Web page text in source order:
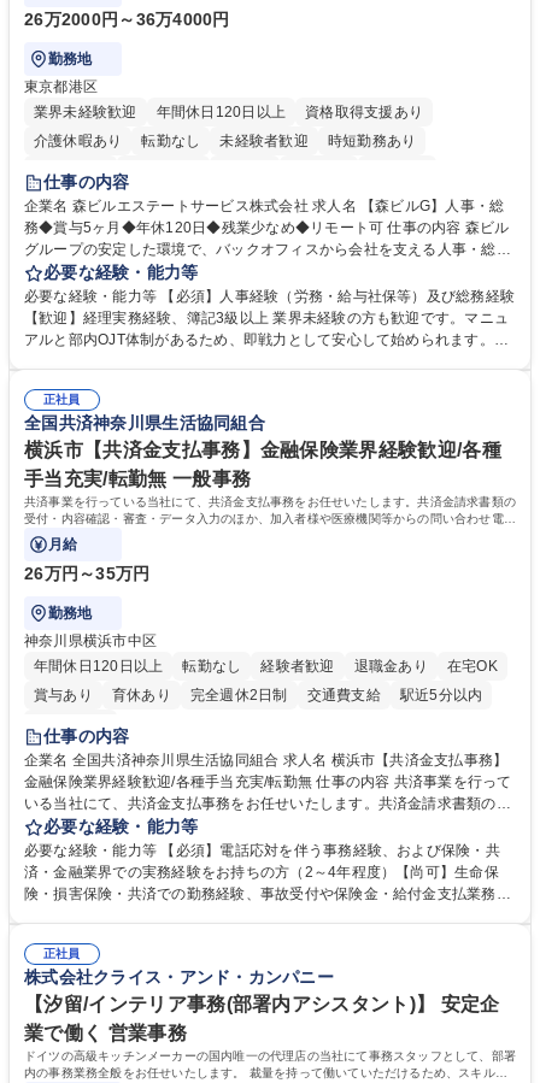
26万2000円～36万4000円
勤務地
東京都港区
業界未経験歓迎
年間休日120日以上
資格取得支援あり
介護休暇あり
転勤なし 未経験者歓迎
時短勤務あり
経験者歓迎
完全週休2日制
交通費支給 長期歓迎 駅近5分以内 土日祝休み
仕事の内容
企業名 森ビルエステートサービス株式会社 求人名 【森ビルG】人事・総
務◆賞与5ヶ月◆年休120日◆残業少なめ◆リモート可 仕事の内容 森ビル
グループの安定した環境で、バックオフィスから会社を支える人事・総務
をお任せします。 労務と総務の業務をバランスよく担当し、ゆくゆくは制
度改定などのコア業務にも挑戦できる、やりがいある環境です。 ■勤怠管
理、給与計算、社会保険手続き、年末調整等の労務管理全般 ■入退社手続
き、社内規定の改定や人事制度改定などのコア業務 ■社内イベントの企画
でも質問・相談できる環境が整っているため、安心して成長できます。 募
集職種 【森ビルG】人事・総務◆賞与5ヶ月◆年休120日◆残業少なめ◆
リモート可
必要な経験・能力等
必要な経験・能力等 【必須】人事経験（労務・給与社保等）及び総務経験
【歓迎】経理実務経験、簿記3級以上 業界未経験の方も歓迎です。マニュ
アルと部内OJT体制があるため、即戦力として安心して始められます。
務に挑戦できるため、自身の成長と組織への貢献度をダイレクトに実感で
きます。 残業少なめ、週1日リモート可など、ワークライフバランスを保
ち長期活躍できる環境です。 「これまでの幅広い経験を活かし、長期的な
キャリアを築きたい」という前向きな意欲と挑戦を全力で応援します。 学
歴・資格 学歴：大学院 大学 高専 短大 専修学校 高校 語学力： 資格：日商
簿記検定1級 日商簿記検定2級 日商簿記検定3級
正社員
全国共済神奈川県生活協同組合
横浜市【共済金支払事務】金融保険業界経験歓迎/各種
手当充実/転勤無 一般事務
共済事業を行っている当社にて、共済金支払事務をお任せいたします。共済金請求書類の
受付・内容確認・審査・データ入力のほか、加入者様や医療機関等からの問い合わせ電話
対応や書類発送等を担当します。
月給
26万円～35万円
勤務地
神奈川県横浜市中区
年間休日120日以上
転勤なし 経験者歓迎 退職金あり
在宅OK
賞与あり
育休あり 完全週休2日制 交通費支給
駅近5分以内
土日祝休み
仕事の内容
企業名 全国共済神奈川県生活協同組合 求人名 横浜市【共済金支払事務】
金融保険業界経験歓迎/各種手当充実/転勤無 仕事の内容 共済事業を行って
いる当社にて、共済金支払事務をお任せいたします。共済金請求書類の受
付・内容確認・審査・データ入力のほか、加入者様や医療機関等からの問
い合わせ電話対応や書類発送等を担当します。 ■共済金請求書類の受付、
内容確認、および共済金支払に関する審査・事務処理業務全般を担当 ■専
用システムへのデータ入力、各種必要書類の作成・発送作業 ■加入者様や
指定する業務 募集職種 横浜市【共済金支払事務】金融保険業界経験歓迎/
各種手当充実/転勤無
必要な経験・能力等
必要な経験・能力等 【必須】電話応対を伴う事務経験、および保険・共
済・金融業界での実務経験をお持ちの方（2～4年程度）【尚可】生命保
険・損害保険・共済での勤務経験、事故受付や保険金・給付金支払業務経
務へのキャリアチェンジ希望者も大歓迎です！ 学歴・資格 学歴：大学院
大学 高専 短大 専修学校 高校 語学力： 資格：
正社員
株式会社クライス・アンド・カンパニー
【汐留/インテリア事務(部署内アシスタント)】 安定企
業で働く 営業事務
ドイツの高級キッチンメーカーの国内唯一の代理店の当社にて事務スタッフとして、部署
内の事務業務全般をお任せいたします。 裁量を持って働いていただけるため、スキルア